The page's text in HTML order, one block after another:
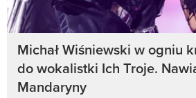
Michał Wiśniewski w ogniu
do wokalistki Ich Troje.
Mandaryny